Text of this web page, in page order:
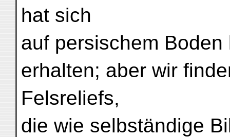
hat sich
auf persischem
erhalten; aber wir
Felsreliefs,
die wie selbständige